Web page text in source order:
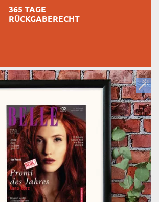
365 TAGE
RÜCKGABERECHT